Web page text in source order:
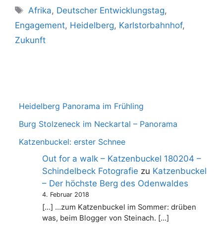
Schlagwörter
Afrika, Deutscher Entwicklungstag,
Engagement, Heidelberg, Karlstorbahnhof,
Zukunft
Heidelberg Panorama im Frühling
Burg Stolzeneck im Neckartal – Panorama
Katzenbuckel: erster Schnee
Out for a walk – Katzenbuckel 180204 –
Schindelbeck Fotografie zu Katzenbuckel
– Der höchste Berg des Odenwaldes
4. Februar 2018
[…] …zum Katzenbuckel im Sommer: drüben
was, beim Blogger von Steinach. […]